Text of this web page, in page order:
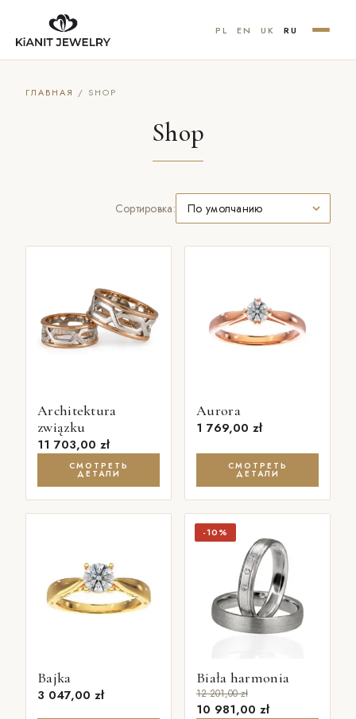
PL EN UK RU
ГЛАВНАЯ / SHOP
Shop
Сортировка:
Architektura
związku
11 703,00 zł
СМОТРЕТЬ
ДЕТАЛИ
Aurora
1 769,00 zł
СМОТРЕТЬ
ДЕТАЛИ
Bajka
3 047,00 zł
-10%
Biała harmonia
12 201,00zł
10 981,00 zł